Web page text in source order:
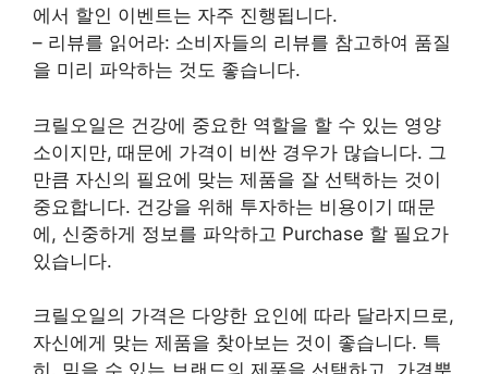
에서 할인 이벤트는 자주 진행됩니다.
– 리뷰를 읽어라: 소비자들의 리뷰를 참고하여 품질
을 미리 파악하는 것도 좋습니다.
크릴오일은 건강에 중요한 역할을 할 수 있는 영양
소이지만, 때문에 가격이 비싼 경우가 많습니다. 그
만큼 자신의 필요에 맞는 제품을 잘 선택하는 것이
중요합니다. 건강을 위해 투자하는 비용이기 때문
에, 신중하게 정보를 파악하고 Purchase 할 필요가
있습니다.
크릴오일의 가격은 다양한 요인에 따라 달라지므로,
자신에게 맞는 제품을 찾아보는 것이 좋습니다. 특
히, 믿을 수 있는 브랜드의 제품을 선택하고, 가격뿐